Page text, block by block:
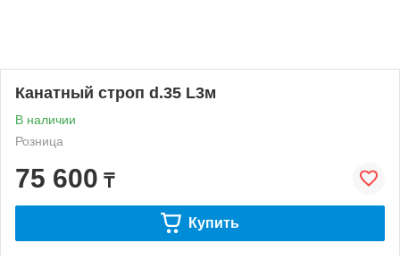
Канатный строп d.35 L3м
В наличии
Розница
75 600 ₸
Купить